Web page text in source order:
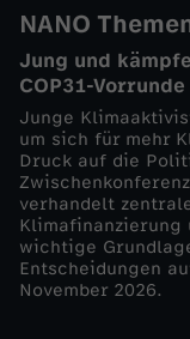
O
P
3
1
-
V
NANO
Jung und
COP31-Vorrunde
Junge
um sich für mehr
Druck auf die
verhandelt
Klimafinanzierung
wichtige
Entscheidungen
November 2026.